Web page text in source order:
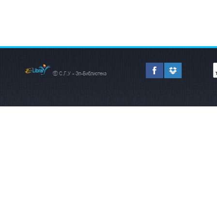
© С.Г.У - Эл-Библиотека